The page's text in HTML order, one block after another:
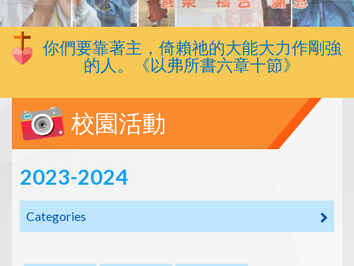
你們要靠著主，倚賴祂的大能大力作剛強
的人。《以弗所書六章十節》
校園活動
2023-2024
Categories